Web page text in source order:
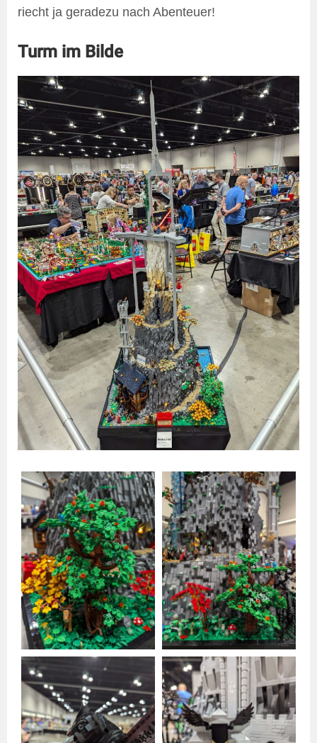
riecht ja geradezu nach Abenteuer!
Turm im Bilde